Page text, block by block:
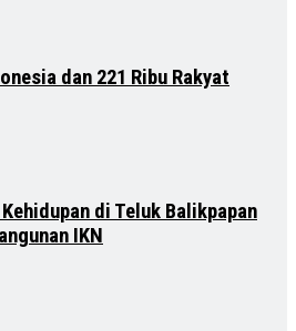
dan 221 Ribu Rakyat
di Teluk Balikpapan
IKN